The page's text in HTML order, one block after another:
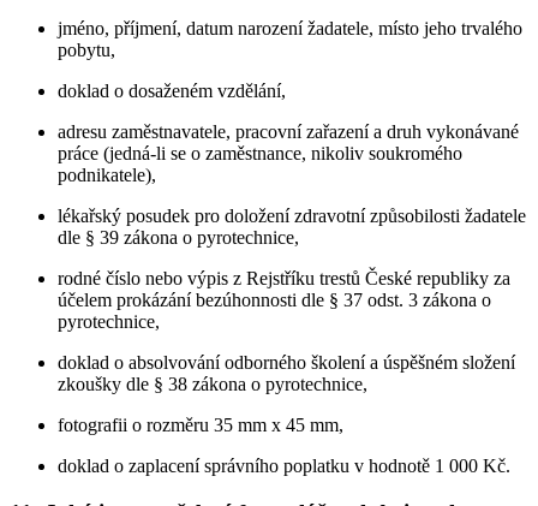
jméno, příjmení, datum narození žadatele, místo jeho trvalého
pobytu,
doklad o dosaženém vzdělání,
adresu zaměstnavatele, pracovní zařazení a druh vykonávané
práce (jedná-li se o zaměstnance, nikoliv soukromého
podnikatele),
lékařský posudek pro doložení zdravotní způsobilosti žadatele
dle § 39 zákona o pyrotechnice,
rodné číslo nebo výpis z Rejstříku trestů České republiky za
účelem prokázání bezúhonnosti dle § 37 odst. 3 zákona o
pyrotechnice,
doklad o absolvování odborného školení a úspěšném složení
zkoušky dle § 38 zákona o pyrotechnice,
fotografii o rozměru 35 mm x 45 mm,
doklad o zaplacení správního poplatku v hodnotě 1 000 Kč.